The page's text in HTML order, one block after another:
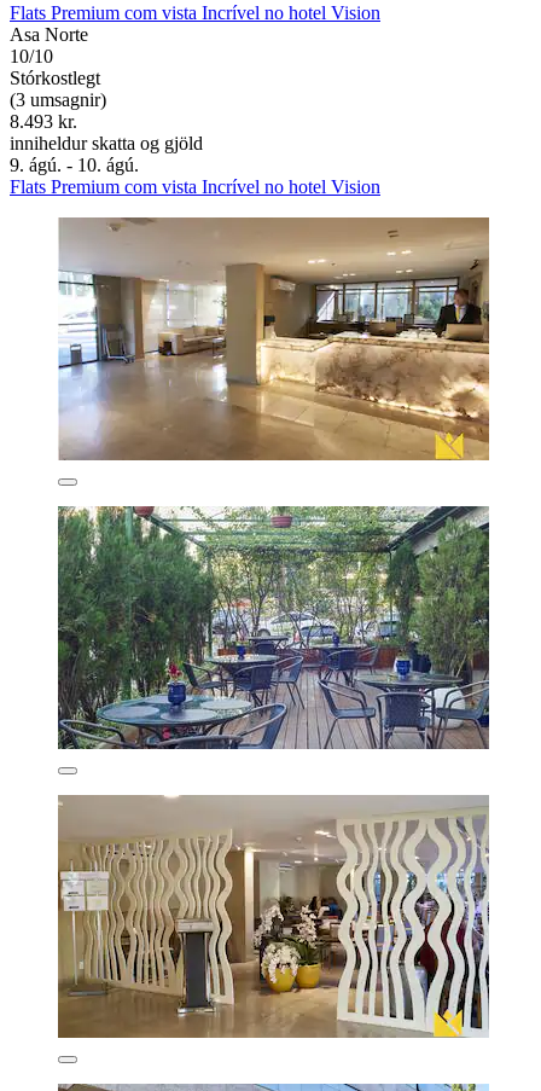
Flats Premium com vista Incrível no hotel Vision
Asa Norte
10/10
Stórkostlegt
(3 umsagnir)
8.493 kr.
inniheldur skatta og gjöld
9. ágú. - 10. ágú.
Flats Premium com vista Incrível no hotel Vision